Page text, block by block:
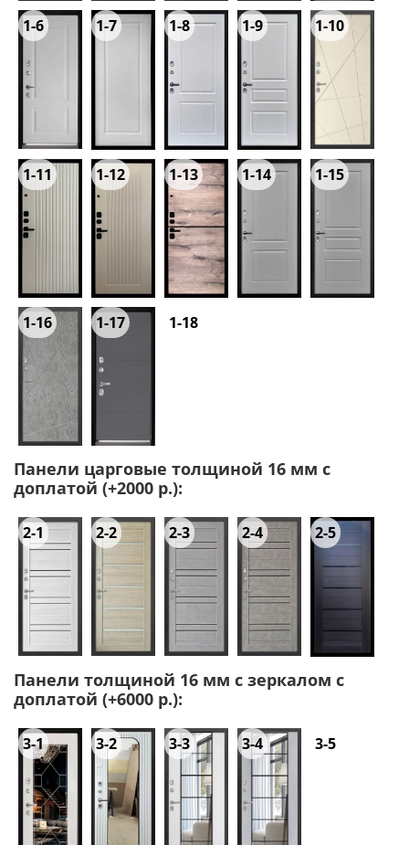
1-6 1-7 1-8 1-9 1-10
1-11 1-12 1-13 1-14 1-15
1-16 1-17 1-18
Панели царговые толщиной 16 мм с
доплатой (+2000 р.):
2-1 2-2 2-3 2-4 2-5
Панели толщиной 16 мм с зеркалом с
доплатой (+6000 р.):
3-1 3-2 3-3 3-4 3-5